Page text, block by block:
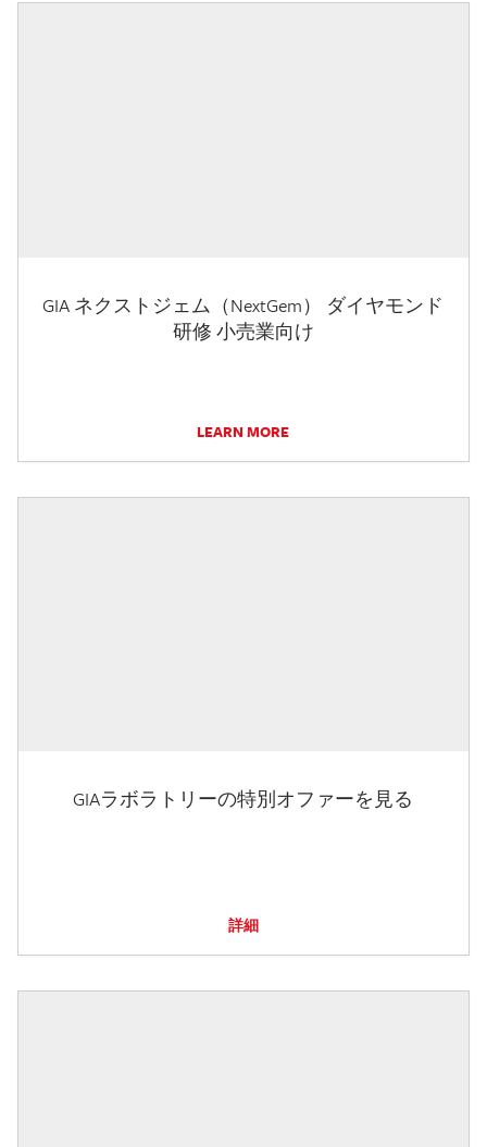
GIA ネクストジェム（NextGem） ダイヤモンド
研修 小売業向け
LEARN MORE
GIAラボラトリーの特別オファーを見る
詳細